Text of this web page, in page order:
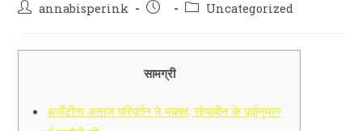
annabisperink Uncategorized
सामग्री
अर्जेंटीना अनाज परिवर्तन ने मक्का, सोयाबीन के पूर्वानुमान